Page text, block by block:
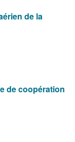
de la
de coopération